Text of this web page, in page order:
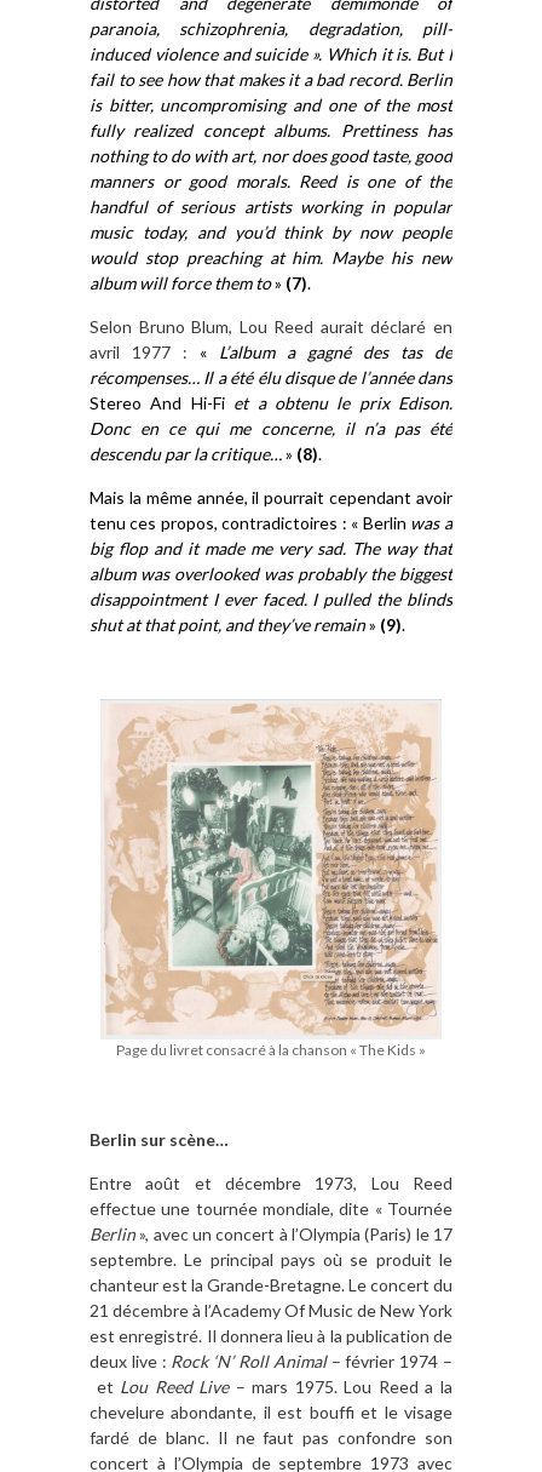
paranoia, schizophrenia, degradation, pill-
induced violence and suicide ». Which it is. But I
fail to see how that makes it a bad record. Berlin
is bitter, uncompromising and one of the most
fully realized concept albums. Prettiness has
nothing to do with art, nor does good taste, good
manners or good morals. Reed is one of the
handful of serious artists working in popular
music today, and you’d think by now people
would stop preaching at him. Maybe his new
album will force them to» (7).
Selon Bruno Blum, Lou Reed aurait déclaré en
avril 1977 : « L’album a gagné des tas de
récompenses… Il a été élu disque de l’année dans
StereoAnd Hi-Fiet a obtenu le prix Edison.
Donc en ce qui me concerne, il n’a pas été
descendu par la critique…» (8).
Mais la même année, ilpourraitcependantavoir
tenu ces propos,contradictoires : « Berlin was a
big flop and it made me very sad. The way that
album was overlooked was probably the biggest
disappointment I ever faced. I pulled the blinds
shut at that point, and they’ve remain» (9).
Page du livret consacré à la chanson « The Kids »
Berlin sur scène…
Entre août et décembre 1973, Lou Reed
effectue une tournée mondiale, dite « Tournée
Berlin», avec un concert à l’Olympia (Paris) le 17
septembre. Le principal pays où se produit le
chanteur est la Grande-Bretagne. Le concert du
21 décembre à l’Academy Of Music de New York
est enregistré. Il donnera lieu à la publication de
deux live : Rock ‘N’ Roll Animal – février 1974 –
et Lou Reed Live – mars 1975. Lou Reed a la
chevelure abondante, il est bouffi et le visage
fardé de blanc. Il ne faut pas confondre son
concert à l’Olympia de septembre 1973 avec